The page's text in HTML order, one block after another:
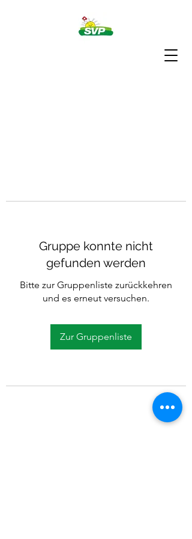
Gruppe konnte nicht
gefunden werden
Bitte zur Gruppenliste zurückkehren
und es erneut versuchen.
Zur Gruppenliste